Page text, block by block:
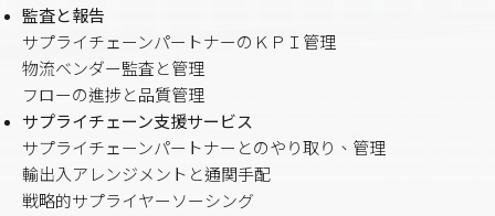
監査と報告
サプライチェーンパートナーのＫＰＩ管理
物流ベンダー監査と管理
フローの進捗と品質管理
サプライチェーン支援サービス
サプライチェーンパートナーとのやり取り、管理
輸出入アレンジメントと通関手配
戦略的サプライヤーソーシング